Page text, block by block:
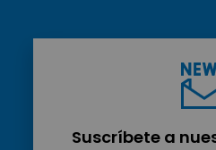
Suscríbete a